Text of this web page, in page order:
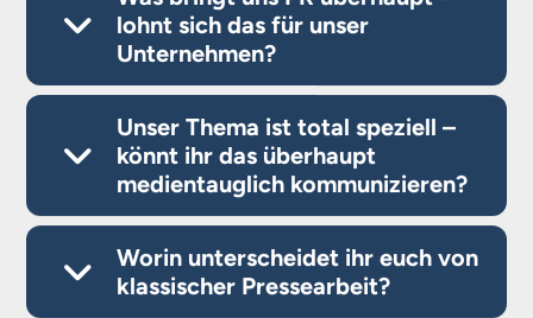
lohnt sich das für unser
Unternehmen?
Unser Thema ist total speziell –
könnt ihr das überhaupt
medientauglich kommunizieren?
Worin unterscheidet ihr euch von
klassischer Pressearbeit?